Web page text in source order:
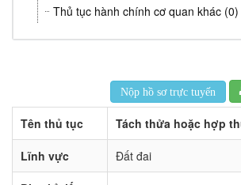
Thủ tục hành chính cơ quan khác (0)
Nộp hồ sơ trực tuyến
Tên thủ tục Tách thửa hoặc hợp
Lĩnh vực Đất đai